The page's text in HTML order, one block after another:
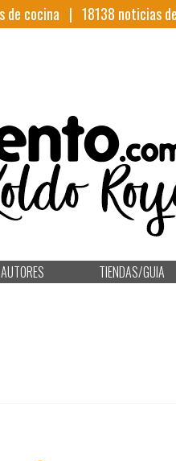
de cocina | 18138 noticias
AUTORES TIENDAS/GUIA